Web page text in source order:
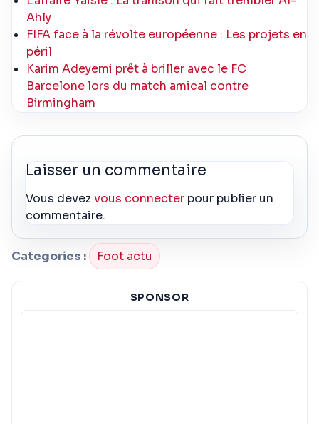
Ahly
FIFA face à la révolte européenne : Les projets en
péril
Karim Adeyemi prêt à briller avec le FC
Barcelone lors du match amical contre
Birmingham
Laisser un commentaire
Vous devezvous connecter pour publier un
commentaire.
Categories : Foot actu
SPONSOR